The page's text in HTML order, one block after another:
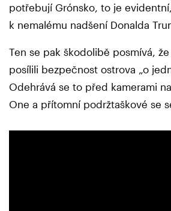
potřebují Grónsko, to je
k nemalému nadšení Donalda
Ten se pak škodolibě posmívá,
posílili bezpečnost ostrova „o
Odehrává se to před kamerami
One a přítomní podržtaškové se